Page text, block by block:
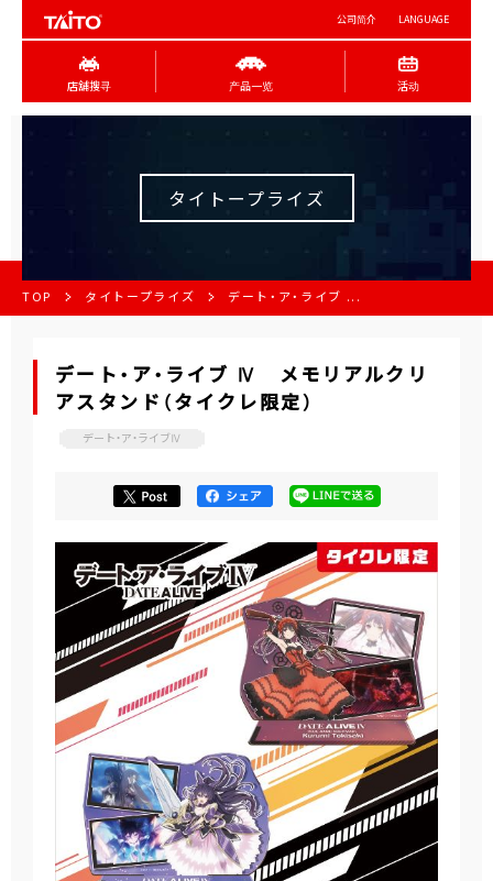
公司简介 LANGUAGE
店舖搜寻 产品一览 活动
タイトープライズ
TOP タイトープライズ デート・ア・ライブ ...
デート・ア・ライブ Ⅳ メモリアルクリ
アスタンド（タイクレ限定）
デート・ア・ライブⅣ